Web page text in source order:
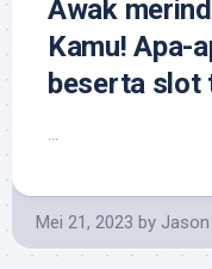
Awak
Kamu! Apa-
beserta slot
…
Mei 21, 2023 by